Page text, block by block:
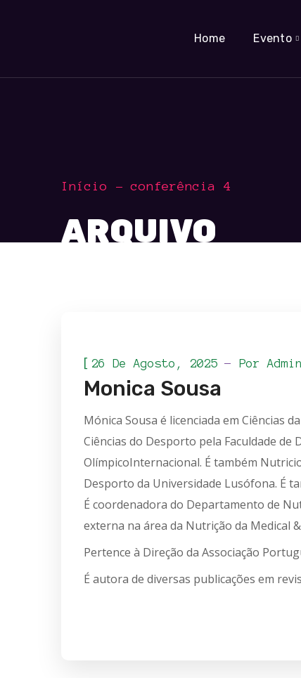
Home Evento
Início conferência 4
ARQUIVO
[ 26 De Agosto, 2025 Por
Monica Sousa
Mónica Sousa é licenciada em Ciências
Ciências do Desporto pela Faculdade
OlímpicoInternacional. É também
Desporto da Universidade Lusófona. É
É coordenadora do Departamento de
externa na área da Nutrição da Medical
Pertence à Direção da Associação
É autora de diversas publicações em